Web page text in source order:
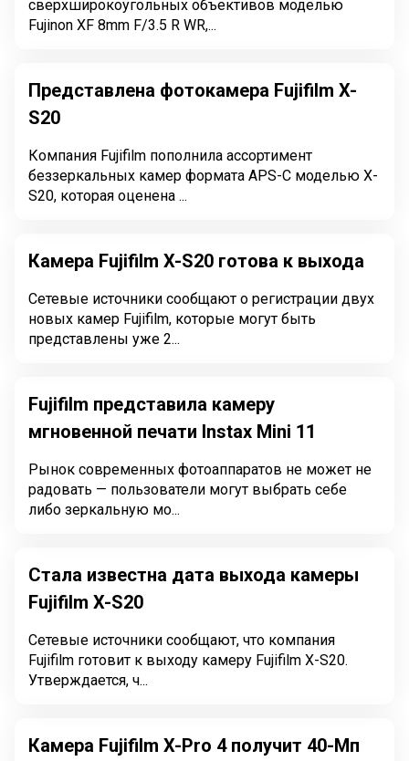
сверхширокоугольных объективов моделью
Fujinon XF 8mm F/3.5 R WR,...
Представлена фотокамера Fujifilm X-
S20
Компания Fujifilm пополнила ассортимент
беззеркальных камер формата APS-C моделью X-
S20, которая оценена ...
Камера Fujifilm X-S20 готова к выхода
Сетевые источники сообщают о регистрации двух
новых камер Fujifilm, которые могут быть
представлены уже 2...
Fujifilm представила камеру
мгновенной печати Instax Mini 11
Рынок современных фотоаппаратов не может не
радовать — пользователи могут выбрать себе
либо зеркальную мо...
Стала известна дата выхода камеры
Fujifilm X-S20
Сетевые источники сообщают, что компания
Fujifilm готовит к выходу камеру Fujifilm X-S20.
Утверждается, ч...
Камера Fujifilm X-Pro 4 получит 40-Мп